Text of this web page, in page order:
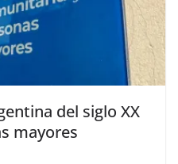
del siglo XX
mayores